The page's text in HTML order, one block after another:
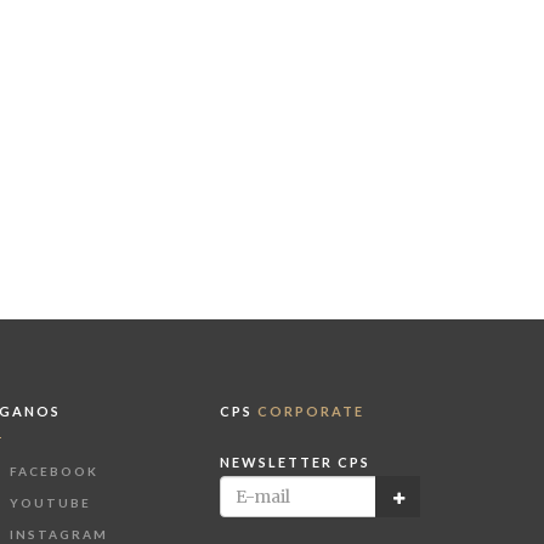
FACEBOOK
YOUTUBE
INSTAGRAM
CPS CORPORATE
NEWSLETTER CPS